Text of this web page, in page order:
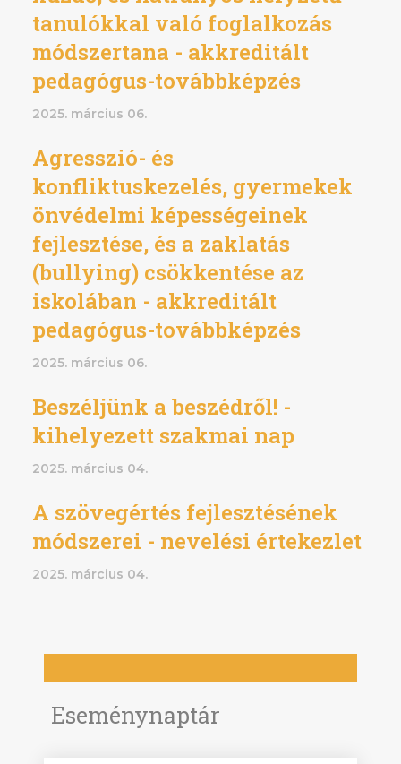
Eseménynaptár
tanulókkal való foglalkozás
módszertana - akkreditált
pedagógus-továbbképzés
2025. március 06.
Agresszió- és
konfliktuskezelés, gyermekek
önvédelmi képességeinek
fejlesztése, és a zaklatás
(bullying) csökkentése az
iskolában - akkreditált
pedagógus-továbbképzés
2025. március 06.
Beszéljünk a beszédről! -
kihelyezett szakmai nap
2025. március 04.
A szövegértés fejlesztésének
módszerei - nevelési értekezlet
2025. március 04.